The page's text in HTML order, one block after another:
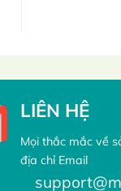
LIÊN HỆ
Mọi thắc mắc về
địa chỉ Email